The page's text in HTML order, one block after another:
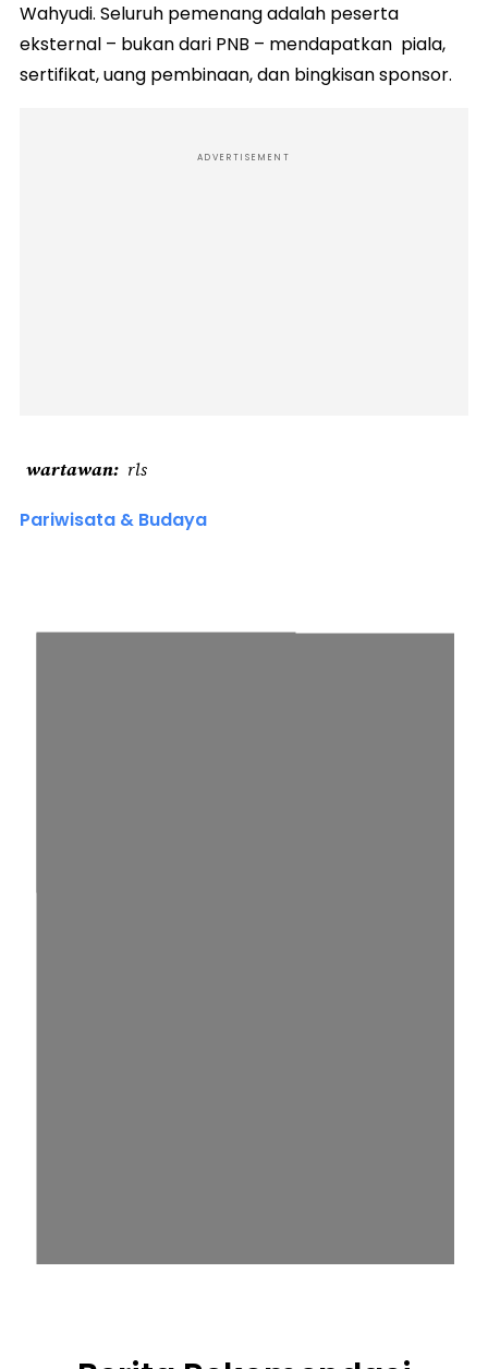
Wahyudi. Seluruh pemenang adalah peserta
eksternal – bukan dari PNB – mendapatkan piala,
sertifikat, uang pembinaan, dan bingkisan sponsor.
ADVERTISEMENT
wartawan rls
Pariwisata & Budaya